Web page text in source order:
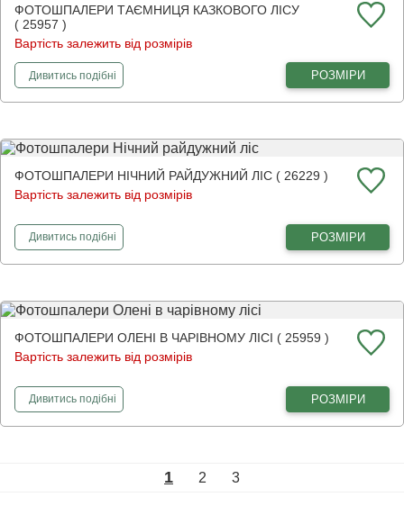
ФОТОШПАЛЕРИ ТАЄМНИЦЯ КАЗКОВОГО ЛІСУ
( 25957 )
Вартість залежить від розмірів
Дивитисьфотошпалери
подібні РОЗМІРИ
ФОТОШПАЛЕРИ НІЧНИЙ РАЙДУЖНИЙ ЛІС ( 26229 )
Вартість залежить від розмірів
Дивитисьфотошпалери
подібні РОЗМІРИ
ФОТОШПАЛЕРИ ОЛЕНІ В ЧАРІВНОМУ ЛІСІ ( 25959 )
Вартість залежить від розмірів
Дивитисьфотошпалери
подібні РОЗМІРИ
1 2 3